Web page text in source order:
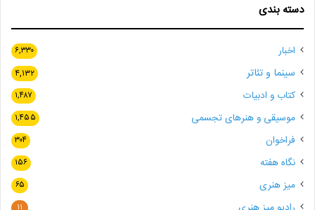
دسته بندی
اخبار ۶,۳۳۰
سینما و تئاتر ۴,۱۳۲
کتاب و ادبیات ۱,۴۸۷
موسیقی و هنرهای تجسمی ۱,۴۵۵
فراخوان ۳۰۴
نگاه هفته ۱۵۶
میز هنری ۶۵